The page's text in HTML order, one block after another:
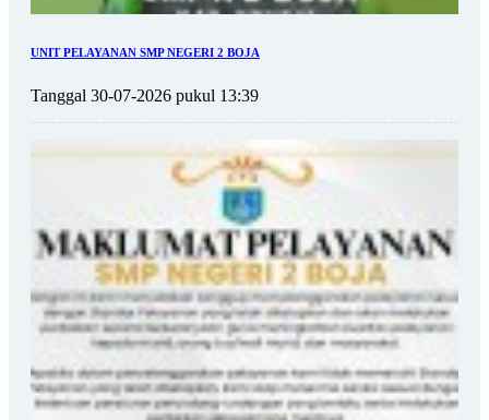
UNIT PELAYANAN SMP NEGERI 2 BOJA
Tanggal 30-07-2026 pukul 13:39